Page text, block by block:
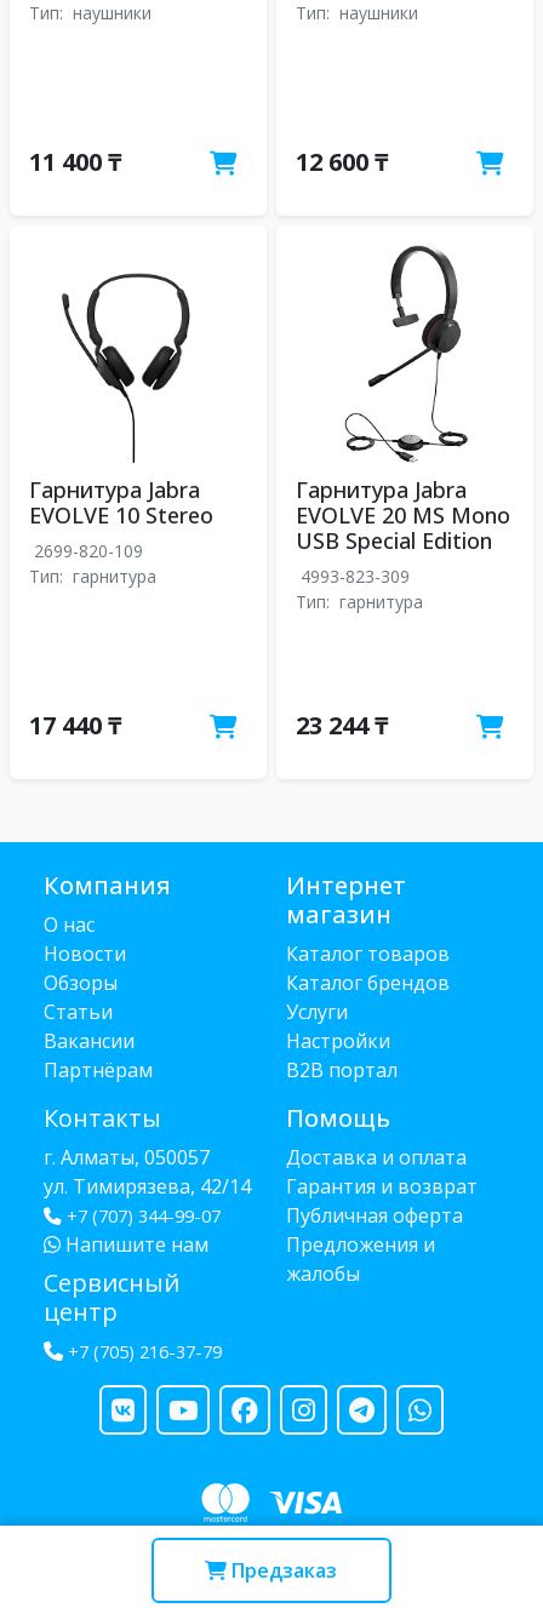
Предзаказ
Тип: наушники
11 400 ₸
Тип: наушники
12 600 ₸
Гарнитура Jabra
EVOLVE 10 Stereo
2699-820-109
Тип: гарнитура
17 440 ₸
Гарнитура Jabra
EVOLVE 20 MS Mono
USB Special Edition
4993-823-309
Тип: гарнитура
23 244 ₸
Компания
О нас
Новости
Обзоры
Статьи
Вакансии
Партнёрам
Контакты
г. Алматы, 050057
ул. Тимирязева, 42/14
+7 (707) 344-99-07
Напишите нам
Сервисный
центр
+7 (705) 216-37-79
Интернет
магазин
Каталог товаров
Каталог брендов
Услуги
Настройки
B2B портал
Помощь
Доставка и оплата
Гарантия и возврат
Публичная оферта
Предложения и
жалобы
Copyright © 2013 - 2026 RUBA - разработано